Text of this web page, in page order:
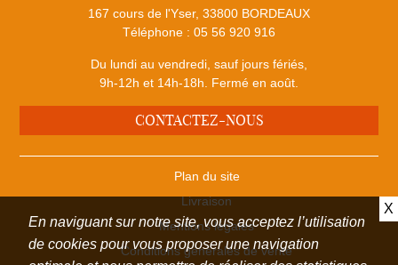
X
En naviguant sur notre site, vous acceptez l’utilisation
de cookies pour vous proposer une navigation
167 cours de l'Yser, 33800 BORDEAUX
Téléphone : 05 56 920 916
Du lundi au vendredi, sauf jours fériés,
9h-12h et 14h-18h. Fermé en août.
CONTACTEZ-NOUS
Plan du site
Livraison
Mentions légales
Conditions générales de vente